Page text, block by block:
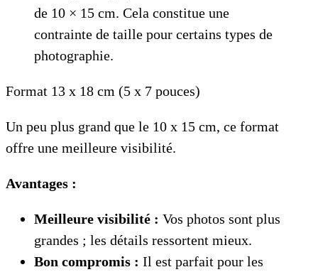
de 10 × 15 cm. Cela constitue une
contrainte de taille pour certains types de
photographie.
Format 13 x 18 cm (5 x 7 pouces)
Un peu plus grand que le 10 x 15 cm, ce format
offre une meilleure visibilité.
Avantages :
Meilleure visibilité : Vos photos sont plus
grandes ; les détails ressortent mieux.
Bon compromis : Il est parfait pour les